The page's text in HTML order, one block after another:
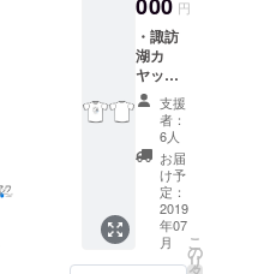
(小学校1年
生〜高校3年
生まで選手
として練習
に励み、大
学生の時は
子どもたち
に教える立
場として
サッカーに
000 円
・諏訪
湖カ
ヤック
オリジ
ナルT
シャツ
・諏訪
湖カ
ヤック
オリジ
ナルス
テッ
カー ・
支援
者：
6人
お届
け予
定：
2019
年07
月
こ
の
リ